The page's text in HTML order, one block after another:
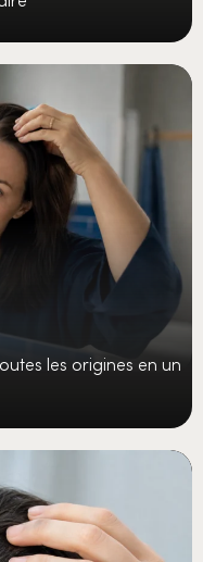
les origines en un